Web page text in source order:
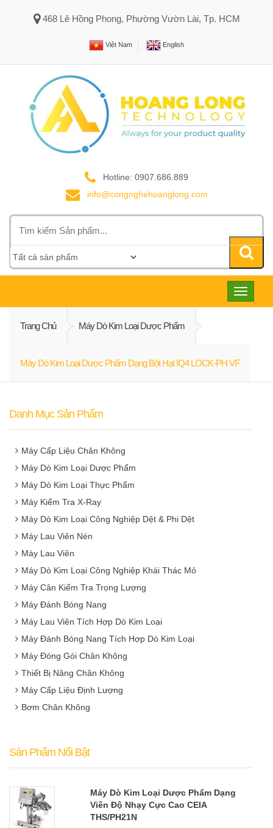
468 Lê Hồng Phong, Phường Vườn Lài, Tp. HCM
Việt Nam English
Hotline: 0907.686.889
info@congnghehoanglong.com
Toggle
Trang Chủ
Máy Dò Kim Loại Dược Phẩm
Máy Dò Kim Loại Dược Phẩm Dạng Bột Hạt IQ4 LOCK-PH VF
Danh Mục Sản Phẩm
Máy Cấp Liệu Chân Không
Máy Dò Kim Loại Dược Phẩm
Máy Dò Kim Loại Thực Phẩm
Máy Kiểm Tra X-Ray
Máy Dò Kim Loại Công Nghiệp Dệt & Phi Dệt
Máy Lau Viên Nén
Máy Lau Viên
Máy Dò Kim Loại Công Nghiệp Khái Thác Mỏ
Máy Cân Kiểm Tra Trọng Lượng
Máy Đánh Bóng Nang
Máy Lau Viên Tích Hợp Dò Kim Loại
Máy Đánh Bóng Nang Tích Hợp Dò Kim Loại
Máy Đóng Gói Chân Không
Thiết Bị Nâng Chân Không
Máy Cấp Liệu Định Lượng
Bơm Chân Không
Sản Phẩm Nổi Bật
Máy Dò Kim Loại Dược Phẩm Dạng
Viên Độ Nhạy Cực Cao CEIA
THS/PH21N